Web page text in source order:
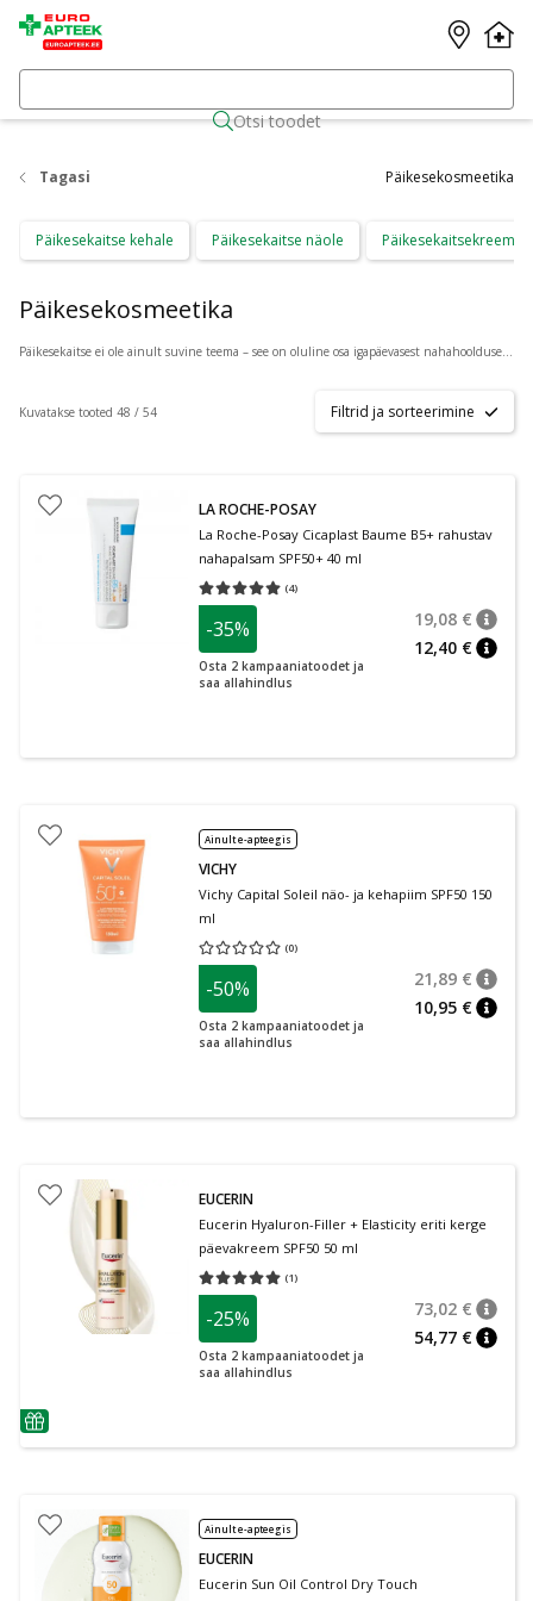
Otsi toodet
Tagasi Päikesekosmeetika
Päikesekaitse kehale Päikesekaitse näole Päikesekaitsekreemid
Päikesekosmeetika
Päikesekaitse ei ole ainult suvine teema – see on oluline osa igapäevasest nahahooldusest aastaringselt. UV-kiirgus mõjutab nahka ka pilvise ilmaga, kiirendades naha vananemist, põhjustades pigmendilaike ning suurendades nahavähi riski. Regulaarne päikesekaitsekreemi kasutamine on üks tõhusamaid viise naha tervise kaitsmiseks pikaajaliselt. Euroapteek pakub laia valikut päikesekosmeetika tooteid erinevate nahatüüpide ja vajaduste jaoks.
Kuvatakse tooted 48 / 54 Filtrid ja sorteerimine
LA ROCHE-POSAY
La Roche-Posay Cicaplast Baume B5+ rahustav
nahapalsam SPF50+ 40 ml
(4)
Keskmine hinnang 5.00
-35%
Osta 2 kampaaniatoodet ja
saa allahindlus
19,08 €
12,40 €
Ainult e-apteegis
VICHY
Vichy Capital Soleil näo- ja kehapiim SPF50 150
ml
(0)
Keskmine hinnang 0.00
-50%
Osta 2 kampaaniatoodet ja
saa allahindlus
21,89 €
10,95 €
nõuanne
EUCERIN
Eucerin Hyaluron-Filler + Elasticity eriti kerge
päevakreem SPF50 50 ml
(1)
Keskmine hinnang 5.00
-25%
Osta 2 kampaaniatoodet ja
saa allahindlus
73,02 €
54,77 €
Ainult e-apteegis
EUCERIN
Eucerin Sun Oil Control Dry Touch